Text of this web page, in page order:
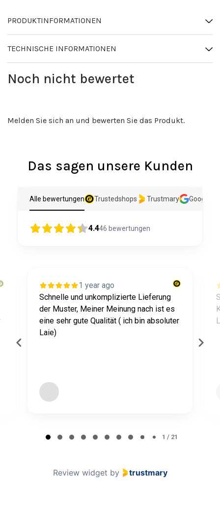
PRODUKTINFORMATIONEN
TECHNISCHE INFORMATIONEN
Noch nicht bewertet
Melden Sie sich an und bewerten Sie das Produkt.
Das sagen unsere Kunden
Alle bewertungen Trustedshops Trustmary Google
4.446 bewertungen
1 year ago
Schnelle und unkomplizierte Lieferung
der Muster, Meiner Meinung nach ist es
eine sehr gute Qualität ( ich bin absoluter
Laie)
1 / 21
Review widget by trustmary